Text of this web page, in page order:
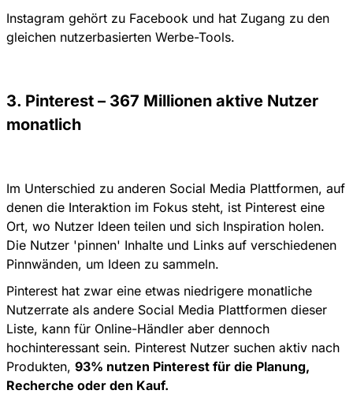
Instagram gehört zu Facebook und hat Zugang zu den
gleichen nutzerbasierten Werbe-Tools.
3. Pinterest – 367 Millionen aktive Nutzer
monatlich
Im Unterschied zu anderen Social Media Plattformen, auf
denen die Interaktion im Fokus steht, ist Pinterest eine
Ort, wo Nutzer Ideen teilen und sich Inspiration holen.
Die Nutzer 'pinnen' Inhalte und Links auf verschiedenen
Pinnwänden, um Ideen zu sammeln.
Pinterest hat zwar eine etwas niedrigere monatliche
Nutzerrate als andere Social Media Plattformen dieser
Liste, kann für Online-Händler aber dennoch
hochinteressant sein. Pinterest Nutzer suchen aktiv nach
Produkten, 93% nutzen Pinterest für die Planung,
Recherche oder den Kauf.